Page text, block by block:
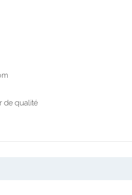
de qualité